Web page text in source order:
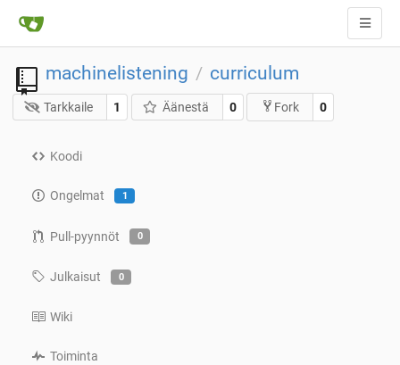
machinelistening / curriculum
Tarkkaile 1 Äänestä 0 Fork 0
Koodi
Ongelmat 1
Pull-pyynnöt 0
Julkaisut 0
Wiki
Toiminta